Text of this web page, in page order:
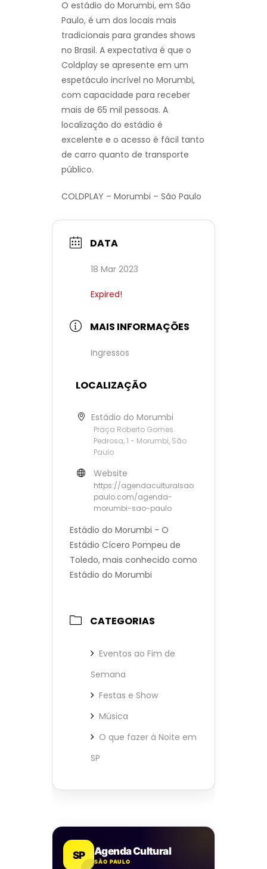
O estádio do Morumbi, em São
Paulo, é um dos locais mais
tradicionais para grandes shows
no Brasil. A expectativa é que o
Coldplay se apresente em um
espetáculo incrível no Morumbi,
com capacidade para receber
mais de 65 mil pessoas. A
localização do estádio é
excelente e o acesso é fácil tanto
de carro quanto de transporte
público.
COLDPLAY – Morumbi – São Paulo
DATA
18 Mar 2023
Expired!
MAIS INFORMAÇÕES
Ingressos
LOCALIZAÇÃO
Estádio do Morumbi
Praça Roberto Gomes
Pedrosa, 1 - Morumbi, São
Paulo
Website
https://agendaculturalsao
paulo.com/agenda-
morumbi-sao-paulo
Estádio do Morumbi - O
Estádio Cícero Pompeu de
Toledo, mais conhecido como
Estádio do Morumbi
CATEGORIAS
Eventos ao Fim de
Semana
Festas e Show
Música
O que fazer à Noite em
SP
SP Agenda Cultural
SÃO PAULO